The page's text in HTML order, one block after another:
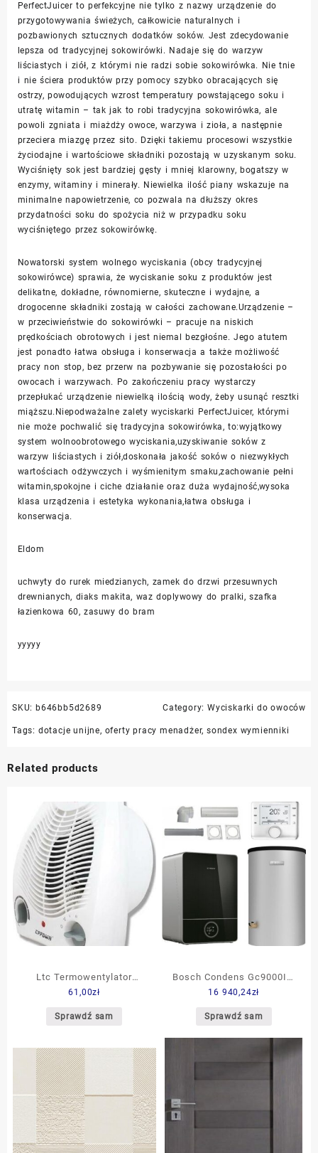
PerfectJuicer to perfekcyjne nie tylko z nazwy urządzenie do
przygotowywania świeżych, całkowicie naturalnych i
pozbawionych sztucznych dodatków soków. Jest zdecydowanie
lepsza od tradycyjnej sokowirówki. Nadaje się do warzyw
liściastych i ziół, z którymi nie radzi sobie sokowirówka. Nie tnie
i nie ściera produktów przy pomocy szybko obracających się
ostrzy, powodujących wzrost temperatury powstającego soku i
utratę witamin – tak jak to robi tradycyjna sokowirówka, ale
powoli zgniata i miażdży owoce, warzywa i zioła, a następnie
przeciera miazgę przez sito. Dzięki takiemu procesowi wszystkie
życiodajne i wartościowe składniki pozostają w uzyskanym soku.
Wyciśnięty sok jest bardziej gęsty i mniej klarowny, bogatszy w
enzymy, witaminy i minerały. Niewielka ilość piany wskazuje na
minimalne napowietrzenie, co pozwala na dłuższy okres
przydatności soku do spożycia niż w przypadku soku
wyciśniętego przez sokowirówkę.
Nowatorski system wolnego wyciskania (obcy tradycyjnej
sokowirówce) sprawia, że wyciskanie soku z produktów jest
delikatne, dokładne, równomierne, skuteczne i wydajne, a
drogocenne składniki zostają w całości zachowane.Urządzenie –
w przeciwieństwie do sokowirówki – pracuje na niskich
prędkościach obrotowych i jest niemal bezgłośne. Jego atutem
jest ponadto łatwa obsługa i konserwacja a także możliwość
pracy non stop, bez przerw na pozbywanie się pozostałości po
owocach i warzywach. Po zakończeniu pracy wystarczy
przepłukać urządzenie niewielką ilością wody, żeby usunąć resztki
miąższu.Niepodważalne zalety wyciskarki PerfectJuicer, którymi
nie może pochwalić się tradycyjna sokowirówka, to:wyjątkowy
system wolnoobrotowego wyciskania,uzyskiwanie soków z
warzyw liściastych i ziół,doskonała jakość soków o niezwykłych
wartościach odżywczych i wyśmienitym smaku,zachowanie pełni
witamin,spokojne i ciche działanie oraz duża wydajność,wysoka
klasa urządzenia i estetyka wykonania,łatwa obsługa i
konserwacja.
Eldom
uchwyty do rurek miedzianych, zamek do drzwi przesuwnych
drewnianych, diaks makita, waz doplywowy do pralki, szafka
łazienkowa 60, zasuwy do bram
yyyyy
SKU: b646bb5d2689 Category: Wyciskarki do owoców
Tags: dotacje unijne, oferty pracy menadżer,sondex wymienniki
Related products
Ltc Termowentylator
Lxu220 SPR008700
61,00zł
Sprawdź sam
Bosch Condens Gc9000Iw
30Eb Czarny + Zasobnik
W120-5O1C 120L + Cw 400
16 940,24zł
Sprawdź sam